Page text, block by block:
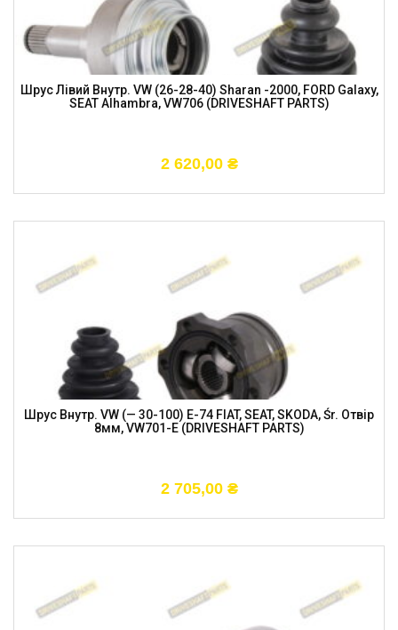
Шрус Лівий Внутр. VW (26-28-40) Sharan -2000, FORD Galaxy,
SEAT Alhambra, VW706 (DRIVESHAFT PARTS)
2 620,00 ₴
Шрус Внутр. VW (— 30-100) E-74 FIAT, SEAT, SKODA, Śr. Отвір
8мм, VW701-E (DRIVESHAFT PARTS)
2 705,00 ₴